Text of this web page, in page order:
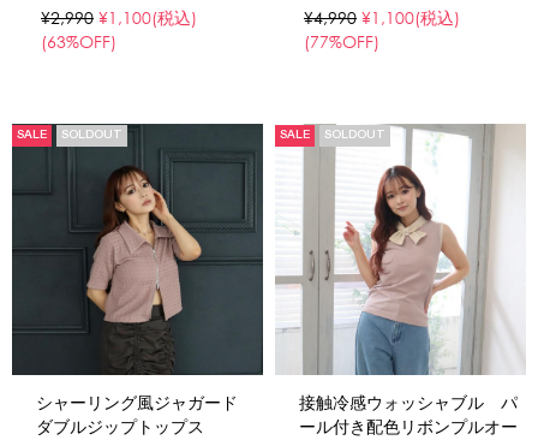
¥2,990 ¥1,100(税込)
(63%OFF)
¥4,990 ¥1,100(税込)
(77%OFF)
SALE SOLDOUT
シャーリング風ジャガード
ダブルジップトップス
SALE SOLDOUT
接触冷感ウォッシャブル パ
ール付き配色リボンプルオー